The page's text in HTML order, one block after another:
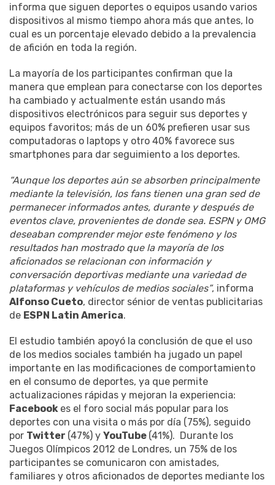
informa que siguen deportes o equipos usando varios
dispositivos al mismo tiempo ahora más que antes, lo
cual es un porcentaje elevado debido a la prevalencia
de afición en toda la región.
La mayoría de los participantes confirman que la
manera que emplean para conectarse con los deportes
ha cambiado y actualmente están usando más
dispositivos electrónicos para seguir sus deportes y
equipos favoritos; más de un 60% prefieren usar sus
computadoras o laptops y otro 40% favorece sus
smartphones para dar seguimiento a los deportes.
“Aunque los deportes aún se absorben principalmente
mediante la televisión, los fans tienen una gran sed de
permanecer informados antes, durante y después de
eventos clave, provenientes de donde sea. ESPN y OMG
deseaban comprender mejor este fenómeno y los
resultados han mostrado que la mayoría de los
aficionados se relacionan con información y
conversación deportivas mediante una variedad de
plataformas y vehículos de medios sociales”, informa
Alfonso Cueto, director sénior de ventas publicitarias
de ESPN Latin America.
El estudio también apoyó la conclusión de que el uso
de los medios sociales también ha jugado un papel
importante en las modificaciones de comportamiento
en el consumo de deportes, ya que permite
actualizaciones rápidas y mejoran la experiencia:
Facebook es el foro social más popular para los
deportes con una visita o más por día (75%), seguido
por Twitter (47%) y YouTube (41%). Durante los
Juegos Olímpicos 2012 de Londres, un 75% de los
participantes se comunicaron con amistades,
familiares y otros aficionados de deportes mediante los